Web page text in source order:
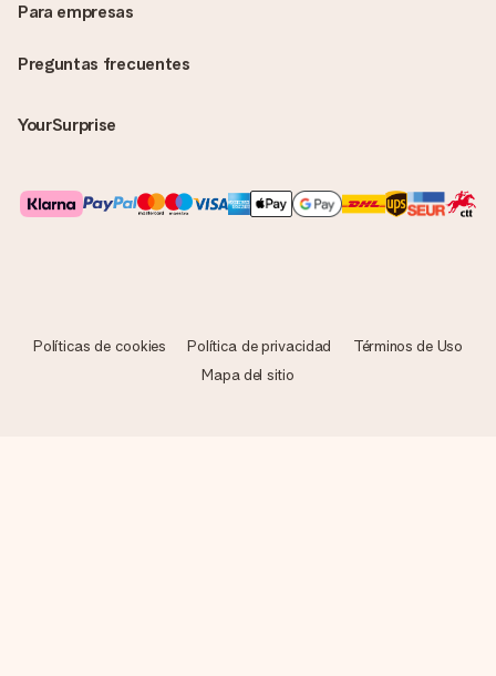
Preguntas frecuentes
YourSurprise
Para empresas
Políticas de cookies Política de privacidad
Términos de Uso
Mapa del sitio